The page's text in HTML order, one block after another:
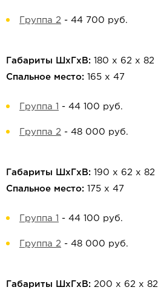
Группа 2 - 44 700 руб.
Габариты ШхГхВ: 180 х 62 х 82
Спальное место: 165 х 47
Группа 1 - 44 100 руб.
Группа 2 - 48 000 руб.
Габариты ШхГхВ: 190 х 62 х 82
Спальное место: 175 х 47
Группа 1 - 44 100 руб.
Группа 2 - 48 000 руб.
Габариты ШхГхВ: 200 х 62 х 82